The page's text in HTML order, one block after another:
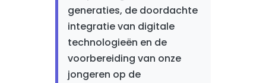
generaties, de doordachte
integratie van digitale
technologieën en de
voorbereiding van onze
jongeren op de